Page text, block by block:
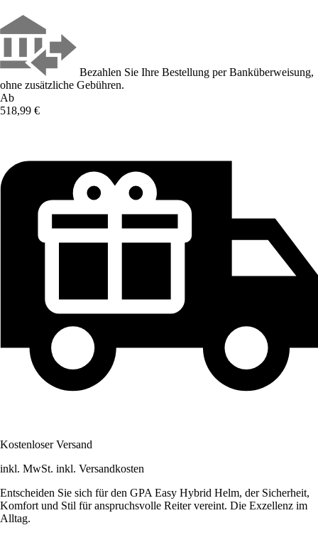
Bezahlen Sie Ihre Bestellung per Banküberweisung,
ohne zusätzliche Gebühren.
Ab
518,99 €
Kostenloser Versand
inkl. MwSt. inkl. Versandkosten
Entscheiden Sie sich für den GPA Easy Hybrid Helm, der Sicherheit,
Komfort und Stil für anspruchsvolle Reiter vereint. Die Exzellenz im
Alltag.